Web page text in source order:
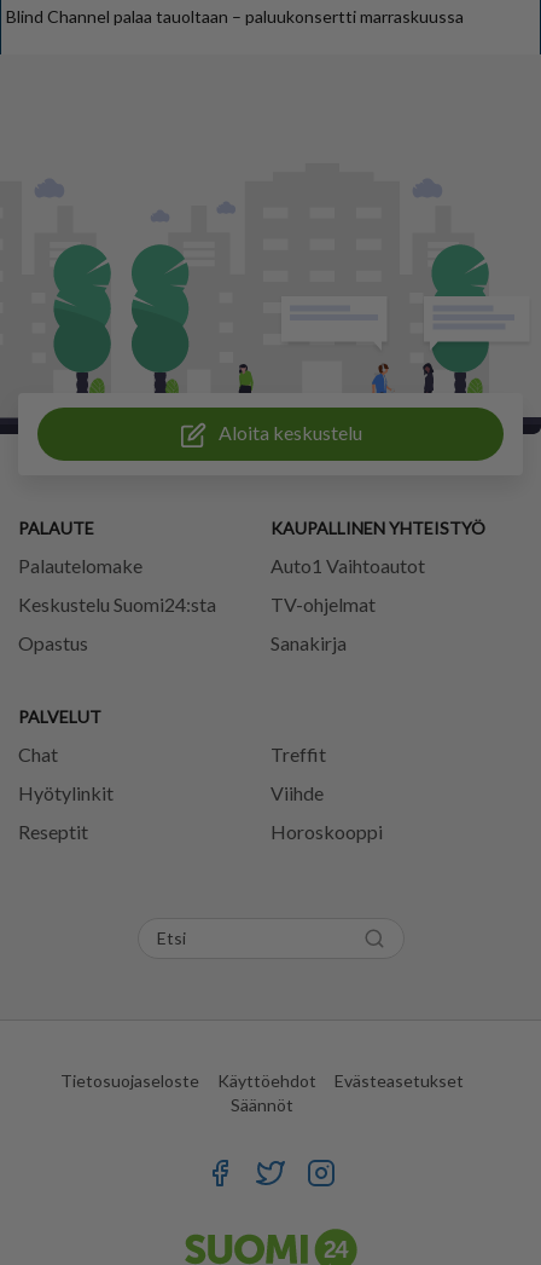
Blind Channel palaa tauoltaan – paluukonsertti marraskuussa
Aloita keskustelu
PALAUTE
Palautelomake
Keskustelu Suomi24:sta
Opastus
PALVELUT
Chat
Treffit
Hyötylinkit
Viihde
Reseptit
Horoskooppi
KAUPALLINEN YHTEISTYÖ
Auto1 Vaihtoautot
TV-ohjelmat
Sanakirja
Tietosuojaseloste Käyttöehdot
Evästeasetukset
Säännöt